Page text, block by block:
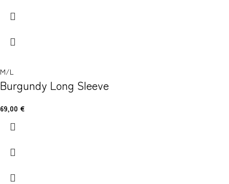
M/L
Burgundy Long Sleeve
69,00 €